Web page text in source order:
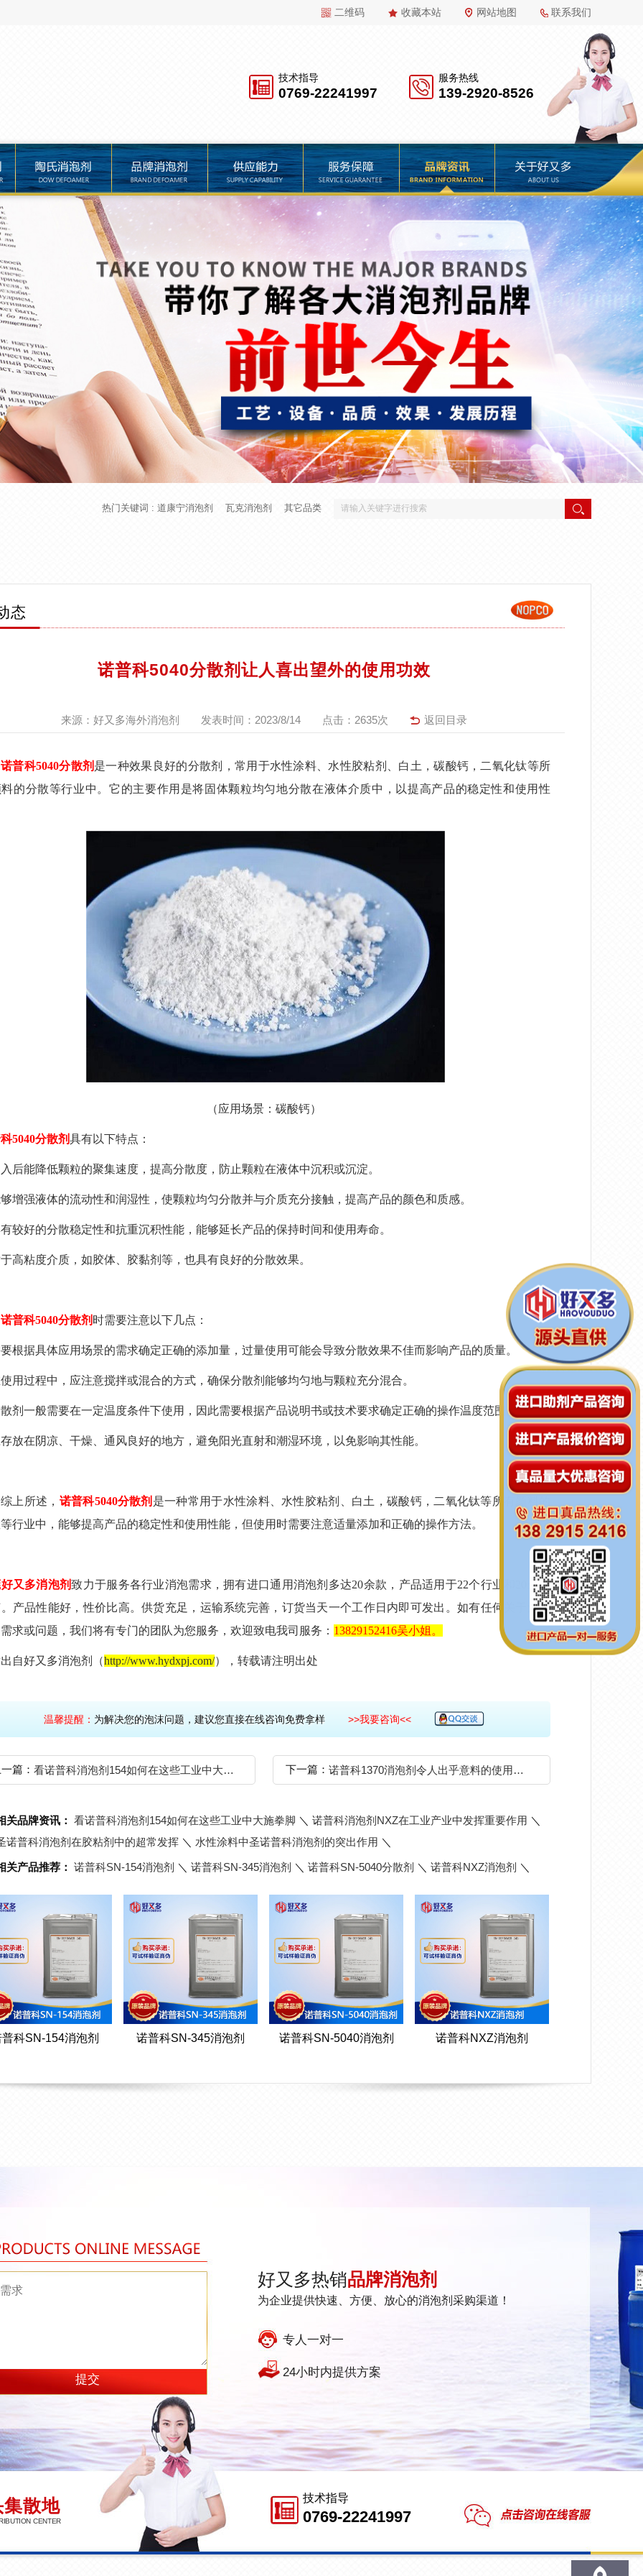
二维码 收藏本站 网站地图 联系我们
技术指导
0769-22241997
服务热线
139-2920-8526
品牌消泡剂 供应能力 服务保障 品牌资讯 关于好又多
热门关键词 : 道康宁消泡剂 瓦克消泡剂 其它品类
态
诺普科5040分散剂让人喜出望外的使用功效
来源：好又多海外消泡剂 发表时间：2023/8/14 点击： 2635次 返回目录
诺普科5040分散剂 是一种效果良好的分散剂，常用于水性涂料、水性胶粘剂、 白土，碳酸钙，二氧化钛等所
的分散等行业中。它的主要作用是将固体颗粒均匀地分散在液体介质中，以提高产品的稳定性和使用性
（应用场景：碳酸钙）
5040分散剂具有以下特点：
后能降低颗粒的聚集速度，提高分散度，防止颗粒在液体中沉积或沉淀。
增强液体的流动性和润湿性，使颗粒均匀分散并与介质充分接触，提高产品的颜色和质感。
较好的分散稳定性和抗重沉积性能，能够延长产品的保持时间和使用寿命。
高粘度介质，如胶体、胶黏剂等，也具有良好的分散效果。
诺普科5040分散剂 时需要注意以下几点：
根据具体应用场景的需求确定正确的添加量，过量使用可能会导致分散效果不佳而影响产品的质量。
用过程中，应注意搅拌或混合的方式，确保分散剂能够均匀地与颗粒充分混合。
剂一般需要在一定温度条件下使用，因此需要根据产品说明书或技术要求确定正确的操作温度范围。
放在阴凉、干燥、通风良好的地方，避免阳光直射和潮湿环境，以免影响其性能。
综上所述， 诺普科5040分散剂 是一种常用于水性涂料、水性胶粘剂、 白土，碳酸钙，二氧化钛等所有颜料的
行业中，能够提高产品的稳定性和使用性能，但使用时需要注意适量添加和正确的操作方法。
又多消泡剂致力于服务各行业消泡需求，拥有进口通用消泡剂多达20余款，产品适用于22个行业和
余种
产品性能好，性价比高。供货充足，运输系统完善，订货当天一个工作日内即可发出。如有任何关于消泡
求或问题，我们将有专门的团队为您服务，欢迎致电我司服务： 13829152416吴小姐。
自好又多消泡剂（http://www.hydxpj.com/） ，转载请注明出处
温馨提醒： 为解决您的泡沫问题，建议您直接在线咨询免费拿样 >>我要咨询<<
篇： 看诺普科消泡剂154如何在这些工业中大施拳脚 下一篇： 诺普科1370消泡剂令人出乎意料的使用效果
关品牌资讯： 看诺普科消泡剂154如何在这些工业中大施拳脚 ＼ 诺普科消泡剂NXZ在工业产业中发挥重要作用 ＼
诺普科消泡剂在胶粘剂中的超常发挥 ＼ 水性涂料中圣诺普科消泡剂的突出作用 ＼
关产品推荐： 诺普科SN-154消泡剂 ＼ 诺普科SN-345消泡剂 ＼ 诺普科SN-5040分散剂 ＼ 诺普科NXZ消泡剂 ＼
科SN-154消泡剂 诺普科SN-345消泡剂 诺普科SN-5040消泡剂 诺普科NXZ消泡剂
好又多热销品牌消泡剂
为企业提供快速、方便、放心的消泡剂采购渠道！
专人一对一
24小时内提供方案
集散地
CENTER
技术指导
0769-22241997